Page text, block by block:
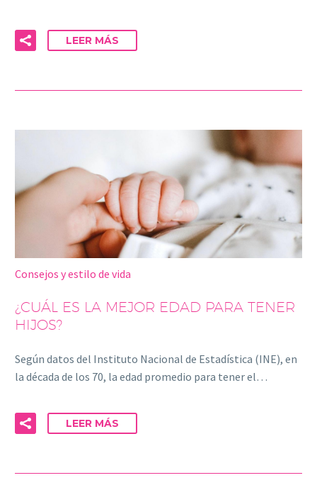
LEER MÁS
Consejos y estilo de vida
¿CUÁL ES LA MEJOR EDAD PARA TENER
HIJOS?
Según datos del Instituto Nacional de Estadística (INE), en
la década de los 70, la edad promedio para tener el…
LEER MÁS